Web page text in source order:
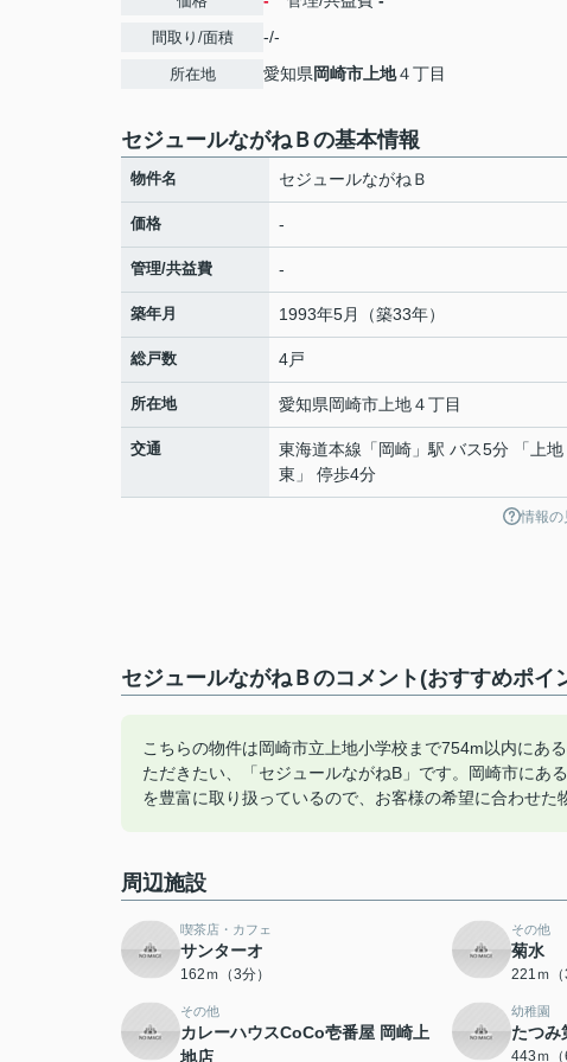
間取り/面積 -/-
所在地 愛知県岡崎市 上地４丁目
セジュールながねＢの基本情報
物件名 セジュールながねＢ
価格 -
管理/共益費 -
築年月 1993年5月（築33年）
総戸数 4戸
所在地 愛知県岡崎市 上地４丁目
交通 東海道本線 「 岡崎 」駅 バス5分 「上地
東」 停歩4分
情報の
セジュールながねＢのコメント(おすすめポイ
こちらの物件は岡崎市立上地小学校まで754m以内にあ
ただきたい、「セジュールながねB」です。岡崎市にあ
を豊富に取り扱っているので、お客様の希望に合わせた
周辺施設
喫茶店・カフェ
サンターオ
162ｍ（3分）
その他
菊水
221ｍ（
その他
カレーハウスCoCo壱番屋 岡崎上
地店
幼稚園
たつみ
443ｍ（